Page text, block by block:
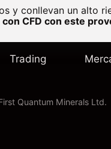
y conllevan un alto
CFD con este
Trading
Quantum Minerals Ltd.